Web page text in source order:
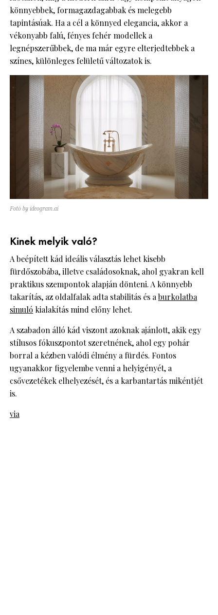
könnyebbek, formagazdagabbak és melegebb
tapintásúak. Ha a cél a könnyed elegancia, akkor a
vékonyabb falú, fényes fehér modellek a
legnépszerűbbek, de ma már egyre elterjedtebbek a
színes, különleges felületű változatok is.
Fotó by ideogram.ai
Kinek melyik való?
A beépített kád ideális választás lehet kisebb
fürdőszobába, illetve családosoknak, ahol gyakran kell
praktikus szempontok alapján dönteni. A könnyebb
takarítás, az oldalfalak adta stabilitás és a burkolatba
simuló kialakítás mind előny lehet.
A szabadon álló kád viszont azoknak ajánlott, akik egy
stílusos fókuszpontot szeretnének, ahol egy pohár
borral a kézben valódi élmény a fürdés. Fontos
ugyanakkor figyelembe venni a helyigényét, a
csővezetékek elhelyezését, és a karbantartás mikéntjét
is.
via